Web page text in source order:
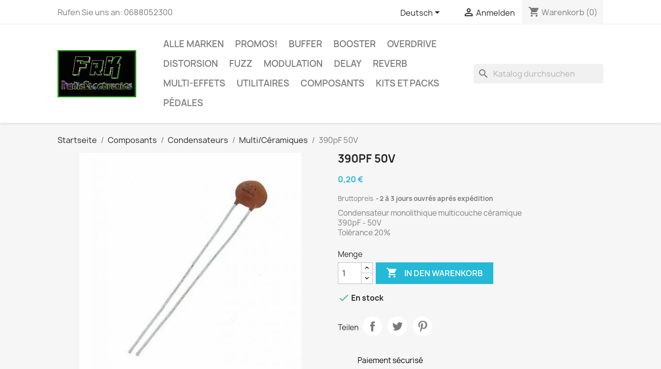
Rufen Sie uns an: 0688052300 Deutsch  Anmelden shopping_cart Warenkorb (0)
ALLE MARKEN PROMOS! BUFFER BOOSTER
OVERDRIVE
DISTORSION
FUZZ MODULATION DELAY
REVERB
MULTI-EFFETS
UTILITAIRES COMPOSANTS
KITS ET PACKS
PÉDALES
search
Startseite Composants Condensateurs Multi/Céramiques 390pF 50V
390PF 50V
0,20 €
Bruttopreis 2 à 3 jours ouvrés après expédition
Condensateur monolithique multicouche céramique
390pF - 50V
Tolérance 20%
Menge
 IN DEN WARENKORB
 En stock
Teilen
Paiement sécurisé